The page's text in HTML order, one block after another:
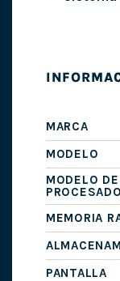
MARCA
MODELO
MODELO DE
MEMORIA
PANTALLA